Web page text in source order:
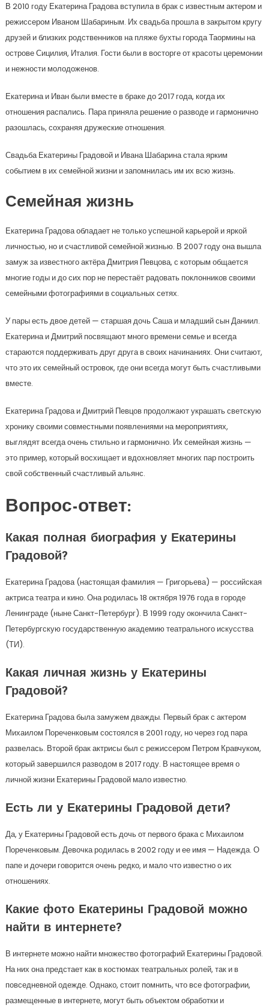
В 2010 году Екатерина Градова вступила в брак с известным актером и
режиссером Иваном Шабариным. Их свадьба прошла в закрытом кругу
друзей и близких родственников на пляже бухты города Таормины на
острове Сицилия, Италия. Гости были в восторге от красоты церемонии
и нежности молодоженов.
Екатерина и Иван были вместе в браке до 2017 года, когда их
отношения распались. Пара приняла решение о разводе и гармонично
разошлась, сохраняя дружеские отношения.
Свадьба Екатерины Градовой и Ивана Шабарина стала ярким
событием в их семейной жизни и запомнилась им их всю жизнь.
Семейная жизнь
Екатерина Градова обладает не только успешной карьерой и яркой
личностью, но и счастливой семейной жизнью. В 2007 году она вышла
замуж за известного актёра Дмитрия Певцова, с которым общается
многие годы и до сих пор не перестаёт радовать поклонников своими
семейными фотографиями в социальных сетях.
У пары есть двое детей — старшая дочь Саша и младший сын Даниил.
Екатерина и Дмитрий посвящают много времени семье и всегда
стараются поддерживать друг друга в своих начинаниях. Они считают,
что это их семейный островок, где они всегда могут быть счастливыми
вместе.
Екатерина Градова и Дмитрий Певцов продолжают украшать светскую
хронику своими совместными появлениями на мероприятиях,
выглядят всегда очень стильно и гармонично. Их семейная жизнь —
это пример, который восхищает и вдохновляет многих пар построить
свой собственный счастливый альянс.
Вопрос-ответ:
Какая полная биография у Екатерины
Градовой?
Екатерина Градова (настоящая фамилия — Григорьева) — российская
актриса театра и кино. Она родилась 18 октября 1976 года в городе
Ленинграде (ныне Санкт-Петербург). В 1999 году окончила Санкт-
Петербургскую государственную академию театрального искусства
(ТИ).
Какая личная жизнь у Екатерины
Градовой?
Екатерина Градова была замужем дважды. Первый брак с актером
Михаилом Пореченковым состоялся в 2001 году, но через год пара
развелась. Второй брак актрисы был с режиссером Петром Кравчуком,
который завершился разводом в 2017 году. В настоящее время о
личной жизни Екатерины Градовой мало известно.
Есть ли у Екатерины Градовой дети?
Да, у Екатерины Градовой есть дочь от первого брака с Михаилом
Пореченковым. Девочка родилась в 2002 году и ее имя — Надежда. О
папе и дочери говорится очень редко, и мало что известно о их
отношениях.
Какие фото Екатерины Градовой можно
найти в интернете?
В интернете можно найти множество фотографий Екатерины Градовой.
На них она предстает как в костюмах театральных ролей, так и в
повседневной одежде. Однако, стоит помнить, что все фотографии,
размещенные в интернете, могут быть объектом обработки и